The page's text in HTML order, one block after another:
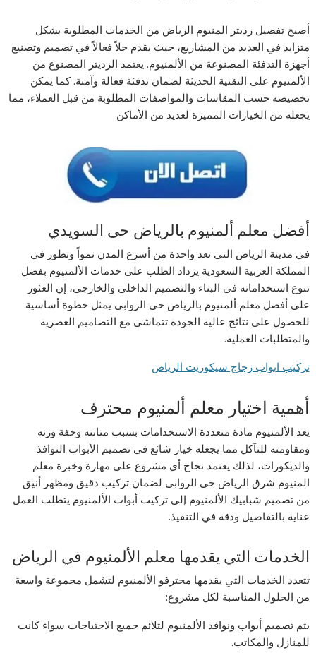
أصبح تفصيل رديتر المنيوم الرياض من الخدمات المطلوبة بشكل
متزايد في العديد من المشاريع، حيث يقدم حلاً فعالاً في تصميم وتصنيع
أجهزة التدفئة المصنوعة من الألمنيوم. يعتمد الرديتر المصنوع من
الألمنيوم على التقنية الحديثة لضمان تدفئة فعالة وآمنة. كما يمكن
تخصيصه حسب المقاسات والمواصفات المطلوبة من قبل العملاء، مما
يجعله من الخيارات المميزة لعديد من الأماكن
أفضل معلم ألمنيوم بالرياض حى السويدي
في مدينة الرياض التي تعد واحدة من أسرع المدن نمواً وتطور في
المملكة العربية السعودية يزداد الطلب على خدمات الألمنيوم بفضل
تنوع استخداماته في البناء والتصميم الداخلي والخارجي، إن العثور
على أفضل معلم ألمنيوم بالرياض حى الروابى يمثل خطوة أساسية
للحصول على نتائج عالية الجودة تتماشى مع التصاميم العصرية
والمتطلبات العملية.
تركيب ابواب زجاج سيكوريت الرياض
أهمية اختيار معلم ألمنيوم محترف
يعد الألمنيوم مادة متعددة الاستخدامات بسبب متانته وخفة وزنه
ومقاومته للتآكل مما يجعله خيار شائع في تصميم الأبواب النوافذ
والديكورات، لذلك يعتمد نجاح أي مشروع على مهارة وخبرة معلم
المنيوم شرق الرياض حى الروابى لضمان تركيب دقيق ومظهر أنيق
من تصميم شبابيك الألمنيوم إلى تركيب أبواب الألمنيوم يتطلب العمل
عناية بالتفاصيل ودقة في التنفيذ.
الخدمات التي يقدمها معلم الألمنيوم في الرياض
تتعدد الخدمات التي يقدمها محترفو الألمنيوم لتشمل مجموعة واسعة
من الحلول المناسبة لكل مشروع:
يتم تصميم أبواب ونوافذ الألمنيوم لتلائم جميع الاحتياجات سواء كانت
للمنازل والمكاتب.